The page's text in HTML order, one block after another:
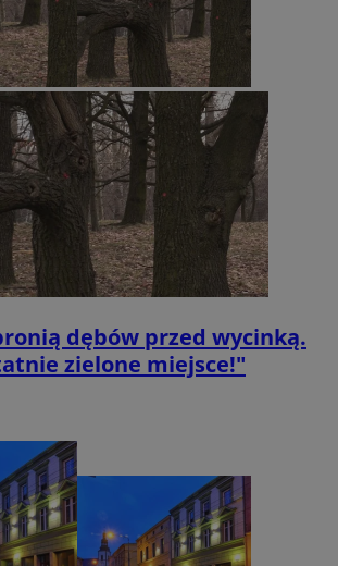
dębów przed wycinką.
zielone miejsce!"